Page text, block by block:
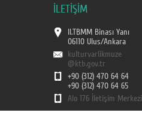
İLETİŞİM
II.TBMM Binası Yanı
06110 Ulus/Ankara
kulturvarlikmuze
@ktb.gov.tr
+90 (312) 470 64 64
+90 (312) 470 64 65
Alo 176 İletişim Merkezi